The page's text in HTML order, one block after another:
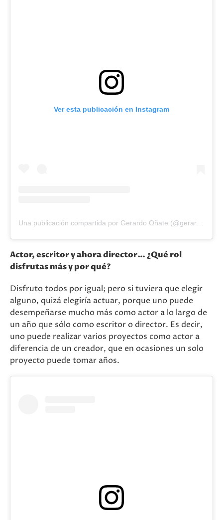
Ver esta publicación en Instagram
Una publicación compartida por Gerardo Oñate (@gerardoonateofficial)
Actor, escritor y ahora director… ¿Qué rol
disfrutas más y por qué?
Disfruto todos por igual; pero si tuviera que elegir
alguno, quizá elegiría actuar, porque uno puede
desempeñarse mucho más como actor a lo largo de
un año que sólo como escritor o director. Es decir,
uno puede realizar varios proyectos como actor a
diferencia de un creador, que en ocasiones un solo
proyecto puede tomar años.